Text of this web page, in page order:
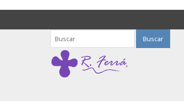
Buscar